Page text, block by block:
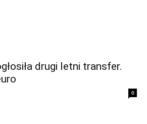
drugi letni transfer.
0